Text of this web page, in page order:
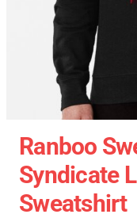
Ranboo
Syndicate
Sweatshirt